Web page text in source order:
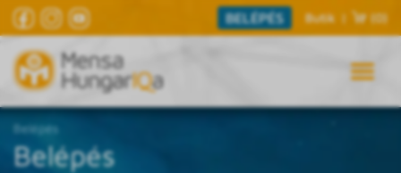
BELÉPÉS Butik | (0)
Belépés
Belépés